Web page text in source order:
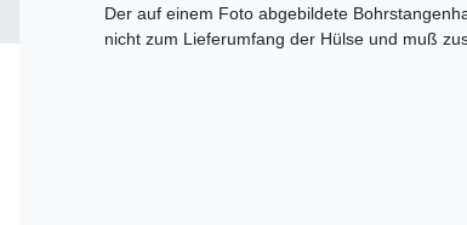
Der auf einem Foto abgebildete
nicht zum Lieferumfang der Hülse und muß